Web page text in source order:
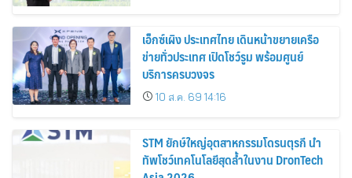
เอ็กซ์เผิง ประเทศไทย เดินหน้าขยายเครือ
ข่ายทั่วประเทศ เปิดโชว์รูม พร้อมศูนย์
บริการครบวงจร
10 ส.ค. 69 14:16
STM ยักษ์ใหญ่อุตสาหกรรมโดรนตุรกี นำ
ทัพโชว์เทคโนโลยีสุดล้ำในงาน DronTech